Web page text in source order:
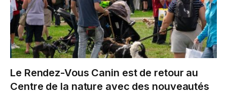
Le Rendez-Vous Canin est de retour au
Centre de la nature avec des nouveautés